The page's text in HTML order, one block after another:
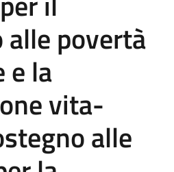
povertà
e la
vita-
alle